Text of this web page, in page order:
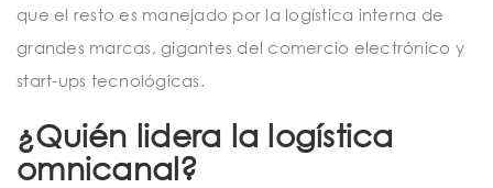
que el resto es manejado por la logística interna de
grandes marcas, gigantes del comercio electrónico y
start-ups tecnológicas.
¿Quién lidera la logística
omnicanal?